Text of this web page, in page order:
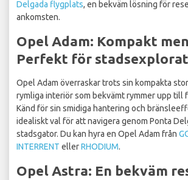
Delgada flygplats, en bekväm lösning för
ankomsten.
Opel Adam: Kompakt
Perfekt för
Opel Adam överraskar trots sin kompakta
rymliga interiör som bekvämt rymmer upp till
Känd för sin smidiga hantering och
idealiskt val för att navigera genom Ponta
stadsgator. Du kan hyra en Opel Adam från
INTERRENT ellerRHODIUM.
Opel Astra: En bekväm